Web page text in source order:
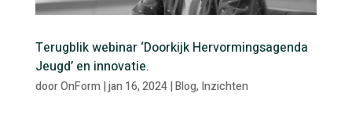
Terugblik webinar ‘Doorkijk Hervormingsagenda
Jeugd’ en innovatie.
doorOnForm |jan 16, 2024|Blog,Inzichten